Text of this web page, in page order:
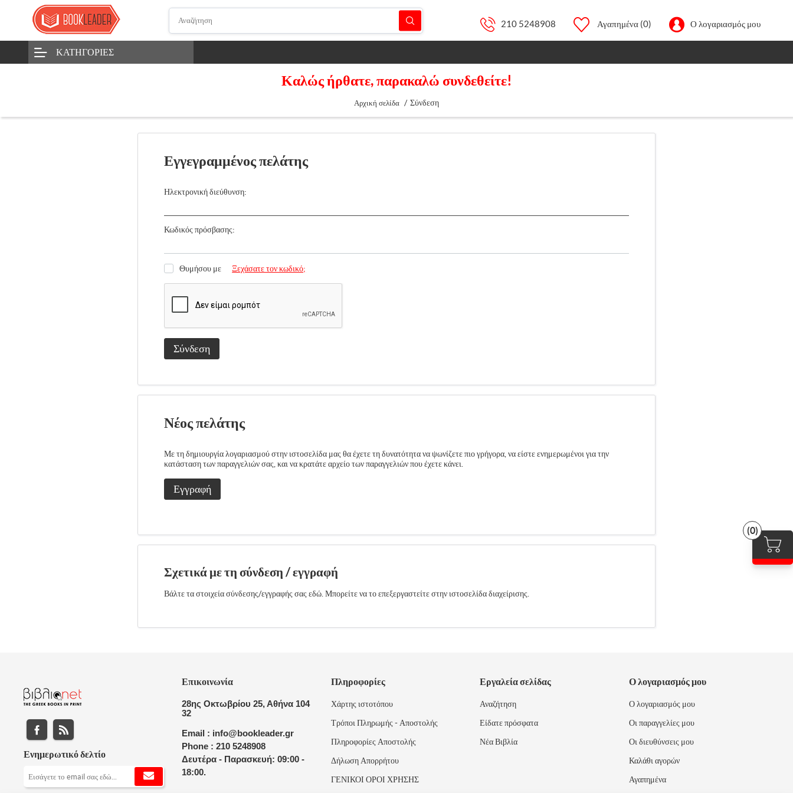
210 5248908 Αγαπημένα (0) Ο λογαριασμός μου
(0)
ΚΑΤΗΓΟΡΊΕΣ
Καλώς ήρθατε, παρακαλώ συνδεθείτε!
Αρχική σελίδα / Σύνδεση
Εγγεγραμμένος πελάτης
Ηλεκτρονική διεύθυνση:
Κωδικός πρόσβασης:
Θυμήσου με Ξεχάσατε τον κωδικό;
Σύνδεση
Νέος πελάτης
Με τη δημιουργία λογαριασμού στην ιστοσελίδα μας θα έχετε τη δυνατότητα να ψωνίζετε πιο γρήγορα, να είστε ενημερωμένοι για την
κατάσταση των παραγγελιών σας, και να κρατάτε αρχείο των παραγγελιών που έχετε κάνει.
Εγγραφή
Σχετικά με τη σύνδεση / εγγραφή
Βάλτε τα στοιχεία σύνδεσης/εγγραφής σας εδώ. Μπορείτε να το επεξεργαστείτε στην ιστοσελίδα διαχείρισης.
Ενημερωτικό δελτίο
Επικοινωνία
28ης Οκτωβρίου 25, Αθήνα 104
32
Email : info@bookleader.gr
Phone : 210 5248908
Δευτέρα - Παρασκευή: 09:00 -
18:00.
Πληροφορίες
Χάρτης ιστοτόπου
Τρόποι Πληρωμής - Αποστολής
Πληροφορίες Αποστολής
Δήλωση Απορρήτου
ΓΕΝΙΚΟΙ ΟΡΟΙ ΧΡΗΣΗΣ
Εργαλεία σελίδας
Αναζήτηση
Είδατε πρόσφατα
Νέα Βιβλία
Ο λογαριασμός μου
Ο λογαριασμός μου
Οι παραγγελίες μου
Οι διευθύνσεις μου
Καλάθι αγορών
Αγαπημένα